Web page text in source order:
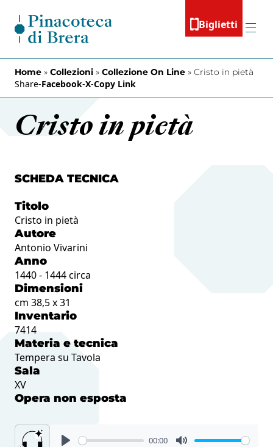
Biglietti
Menu
Home » Collezioni » Collezione On Line » Cristo in pietà
Share-Facebook-X-Copy Link
Cristo in pietà
SCHEDA TECNICA
Titolo
Cristo in pietà
Autore
Antonio Vivarini
Anno
1440 - 1444 circa
Dimensioni
cm 38,5 x 31
Inventario
7414
Materia e tecnica
Tempera su Tavola
Sala
XV
Opera non esposta
00:00